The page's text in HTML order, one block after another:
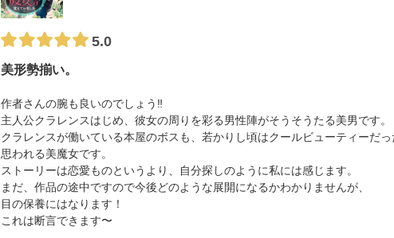
5.0
美形勢揃い。
作者さんの腕も良いのでしょう‼︎
主人公クラレンスはじめ、彼女の周りを彩る男性陣がそうそうたる美男です。
クラレンスが働いている本屋のボスも、若かりし頃はクールビューティーだっ
思われる美魔女です。
ストーリーは恋愛ものというより、自分探しのように私には感じます。
まだ、作品の途中ですので今後どのような展開になるかわかりませんが、
目の保養にはなります！
これは断言できます〜